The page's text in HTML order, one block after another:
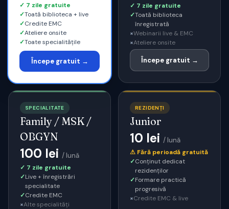
✓ 7 zile gratuite
✓Toată biblioteca + live
✓Credite EMC
✓Ateliere onsite
✓Toate specialitățile
Începe gratuit →
✓ 7 zile gratuite
✓Toată biblioteca
înregistrată
×Webinarii live & EMC
×Ateliere onsite
Începe gratuit →
SPECIALITATE
Family / MSK /
OBGYN
100 lei / lună
✓ 7 zile gratuite
✓Live + înregistrări
specialitate
✓Credite EMC
×Alte specialități
REZIDENȚI
Junior
10 lei / lună
⚠ Fără perioadă gratuită
✓Conținut dedicat
rezidenților
✓Formare practică
progresivă
×Credite EMC & live